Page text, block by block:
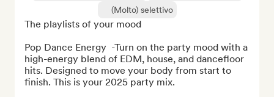
(Molto) selettivo
The playlists of your mood
Pop Dance Energy  -Turn on the party mood with a
high-energy blend of EDM, house, and dancefloor
hits. Designed to move your body from start to
finish. This is your 2025 party mix.